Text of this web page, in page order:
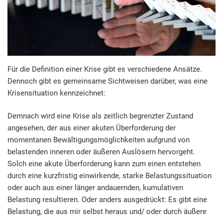
Für die Definition einer Krise gibt es verschiedene Ansätze.
Dennoch gibt es gemeinsame Sichtweisen darüber, was eine
Krisensituation kennzeichnet:
Demnach wird eine Krise als zeitlich begrenzter Zustand
angesehen, der aus einer akuten Überforderung der
momentanen Bewältigungsmöglichkeiten aufgrund von
belastenden inneren oder äußeren Auslösern hervorgeht.
Solch eine akute Überforderung kann zum einen entstehen
durch eine kurzfristig einwirkende, starke Belastungssituation
oder auch aus einer länger andauernden, kumulativen
Belastung resultieren. Oder anders ausgedrückt: Es gibt eine
Belastung, die aus mir selbst heraus und/ oder durch äußere